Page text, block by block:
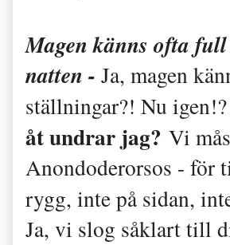
Magen känns ofta
natten - Ja, magen
ställningar?! Nu
åt undrar jag? Vi
Anondoderorsos - för
rygg, inte på sidan,
Ja, vi slog såklart till